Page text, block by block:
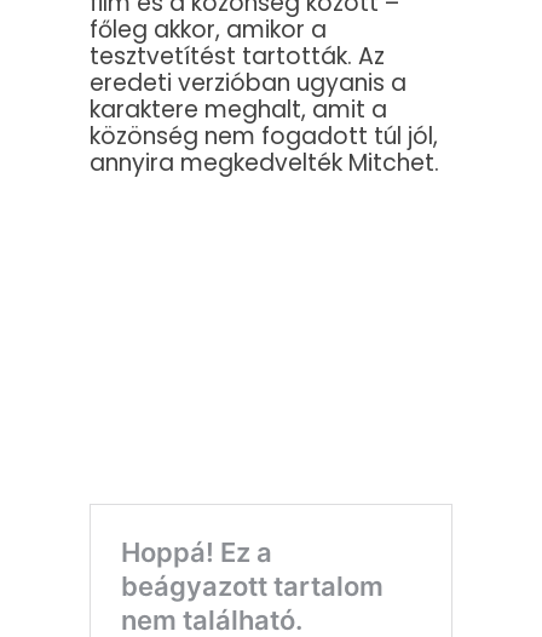
főleg akkor, amikor a
tesztvetítést tartották. Az
eredeti verzióban ugyanis a
karaktere meghalt, amit a
közönség nem fogadott túl jól,
annyira megkedvelték Mitchet.